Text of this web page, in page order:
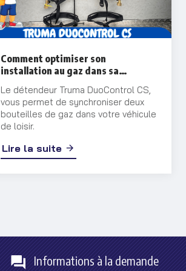
Comment optimiser son
installation au gaz dans sa
Le détendeur Truma DuoControl CS,
vous permet de synchroniser deux
bouteilles de gaz dans votre véhicule
de loisir.
Lire la suite
Informations à la demande